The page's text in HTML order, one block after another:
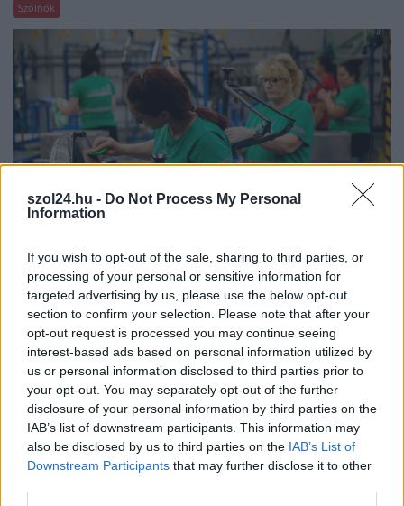
szol24.hu - Do Not Process My Personal
Information
If you wish to opt-out of the sale, sharing to third parties, or
processing of your personal or sensitive information for
targeted advertising by us, please use the below opt-out
section to confirm your selection. Please note that after your
opt-out request is processed you may continue seeing
interest-based ads based on personal information utilized by
us or personal information disclosed to third parties prior to
your opt-out. You may separately opt-out of the further
disclosure of your personal information by third parties on the
IAB’s list of downstream participants. This information may
also be disclosed by us to third parties on the IAB’s List of
Downstream Participants that may further disclose it to other
Szolnok
2026.08.06. Horváth Zsolt
A polgármester a szolnoki cégekhez fordult: több
száz elbocsátott dolgozón segítene
Munkalehetőséget kér a térség vállalkozásaitól Szolnok
polgármestere. A tószegi kerékpárgyár bezárása után
közzétett felhívásának célja, hogy...
Szolnok